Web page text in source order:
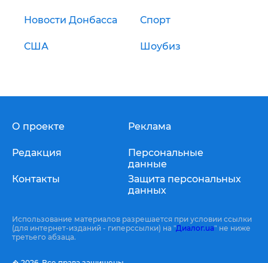
Новости Донбасса Спорт
США Шоубиз
О проекте
Редакция
Контакты
Реклама
Персональные
данные
Защита персональных
данных
Использование материалов разрешается при условии ссылки
(для интернет-изданий - гиперссылки) на "Диалог.ua" не ниже
третьего абзаца.